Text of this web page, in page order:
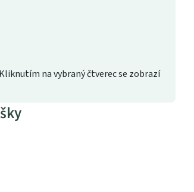
na vybraný čtverec se zobrazí